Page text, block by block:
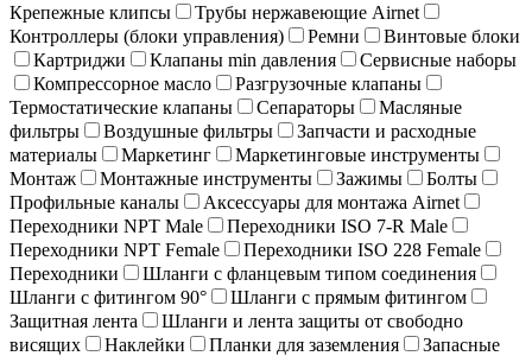
Крепежные клипсы
Трубы нержавеющие Airnet
Контроллеры (блоки управления)
Ремни
Винтовые блоки
Картриджи
Клапаны min давления
Сервисные наборы
Компрессорное масло
Разгрузочные клапаны
Термостатические клапаны
Сепараторы
Масляные
фильтры
Воздушные фильтры
Запчасти и расходные
материалы
Маркетинг
Маркетинговые инструменты
Монтаж
Монтажные инструменты Зажимы
Болты
Профильные каналы
Аксессуары для монтажа Airnet
Переходники NPT Male
Переходники ISO 7-R Male
Переходники NPT Female
Переходники ISO 228 Female
Переходники
Шланги с фланцевым типом соединения
Шланги с фитингом 90°
Шланги с прямым фитингом
Защитная лента
Шланги и лента защиты от свободно
висящих
Наклейки Планки для заземления
Запасные